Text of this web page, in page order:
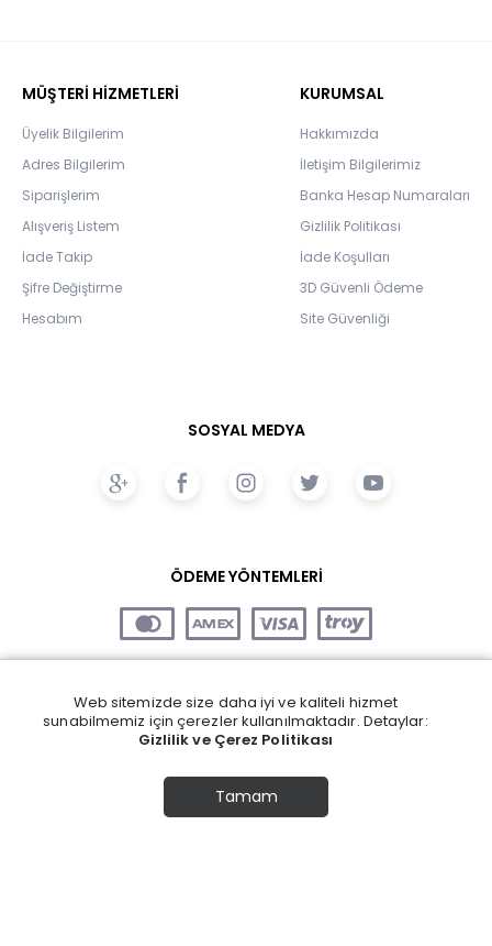
MÜŞTERİ HİZMETLERİ
Üyelik Bilgilerim
Adres Bilgilerim
Siparişlerim
Alışveriş Listem
İade Takip
Şifre Değiştirme
Hesabım
KURUMSAL
Hakkımızda
İletişim Bilgilerimiz
Banka Hesap Numaraları
Gizlilik Politikası
İade Koşulları
3D Güvenli Ödeme
Site Güvenliği
SOSYAL MEDYA
ÖDEME YÖNTEMLERİ
Web sitemizde size daha iyi ve kaliteli hizmet
sunabilmemiz için çerezler kullanılmaktadır. Detaylar:
Gizlilik ve Çerez Politikası
Tamam